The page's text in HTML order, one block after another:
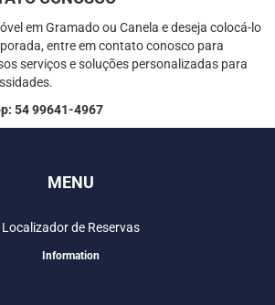
em Gramado ou Canela e deseja colocá-lo
entre em contato conosco para
serviços e soluções personalizadas para
54 99641-4967
MENU
Localizador de Reservas
Information